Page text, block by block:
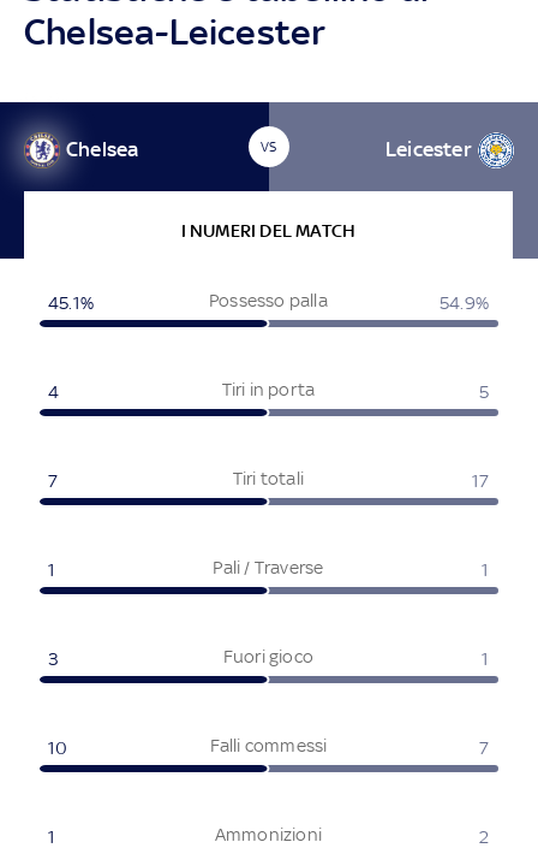
Chelsea-Leicester
Chelsea VS Leicester
I NUMERI DEL MATCH
Possesso palla
45.1% 54.9%
Tiri in porta
4 5
Tiri totali
7 17
Pali / Traverse
1 1
Fuori gioco
3 1
Falli commessi
10 7
Ammonizioni
1 2